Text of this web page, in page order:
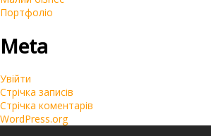
Портфоліо
Meta
Увійти
Стрічка записів
Стрічка коментарів
WordPress.org